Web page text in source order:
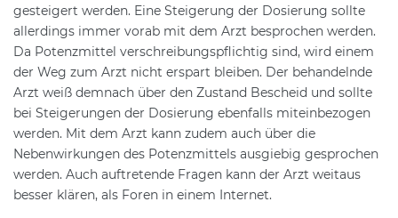
gesteigert werden. Eine Steigerung der Dosierung sollte
allerdings immer vorab mit dem Arzt besprochen werden.
Da Potenzmittel verschreibungspflichtig sind, wird einem
der Weg zum Arzt nicht erspart bleiben. Der behandelnde
Arzt weiß demnach über den Zustand Bescheid und sollte
bei Steigerungen der Dosierung ebenfalls miteinbezogen
werden. Mit dem Arzt kann zudem auch über die
Nebenwirkungen des Potenzmittels ausgiebig gesprochen
werden. Auch auftretende Fragen kann der Arzt weitaus
besser klären, als Foren in einem Internet.